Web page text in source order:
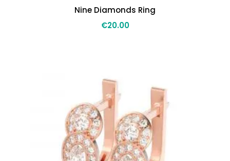
Nine Diamonds Ring
€20.00